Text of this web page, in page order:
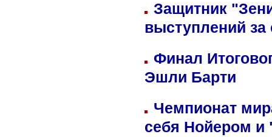
Защитник
выступлений
Финал
Эшли Барти
Чемпионат
себя Нойером и